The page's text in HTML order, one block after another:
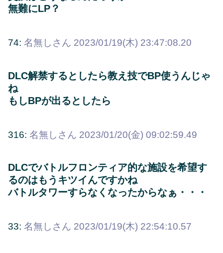
無難にLP？
74: 名無しさん 2023/01/19(木) 23:47:08.20
DLC解禁するとしたら教え技でBP使うんじゃ
ね
もしBPが出るとしたら
316: 名無しさん 2023/01/20(金) 09:02:59.49
DLCでバトルフロンティア的な施設を希望す
るのはもうキツイんですかね
バトルタワーすらなくなったからなぁ・・・
33: 名無しさん 2023/01/19(木) 22:54:10.57